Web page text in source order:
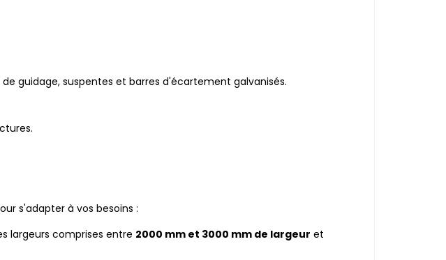
anti-pincement.
guidage, suspentes et barres d'écartement galvanisés.
s'adapter à vos besoins :
largeurs comprises entre 2000 mm et 3000 mm de largeur et